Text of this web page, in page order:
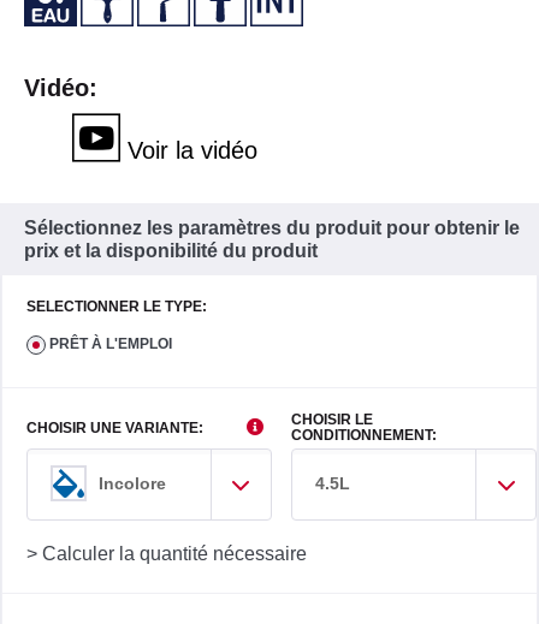
Vidéo:
Voir la vidéo
Sélectionnez les paramètres du produit pour obtenir le
prix et la disponibilité du produit
SELECTIONNER LE TYPE:
PRÊT À L'EMPLOI
CHOISIR UNE VARIANTE:
Incolore
CHOISIR LE
CONDITIONNEMENT:
4.5L
> Calculer la quantité nécessaire